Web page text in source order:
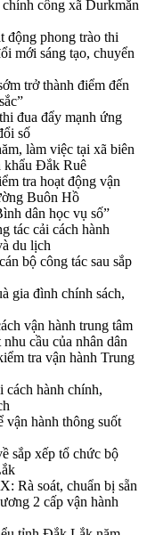
công xã Durkmăn
động phong trào thi
mới sáng tạo, chuyển
trở thành điểm đến
đua đẩy mạnh ứng
số
làm việc tại xã biên
khẩu Đắk Ruê
tra hoạt động vận
Buôn Hồ
dân học vụ số”
tác cải cách hành
du lịch
bộ công tác sau sắp
gia đình chính sách,
vận hành trung tâm
cầu của nhân dân
tra vận hành Trung
hành chính,
vận hành thông suốt
sắp xếp tổ chức bộ
Rà soát, chuẩn bị sẵn
2 cấp vận hành